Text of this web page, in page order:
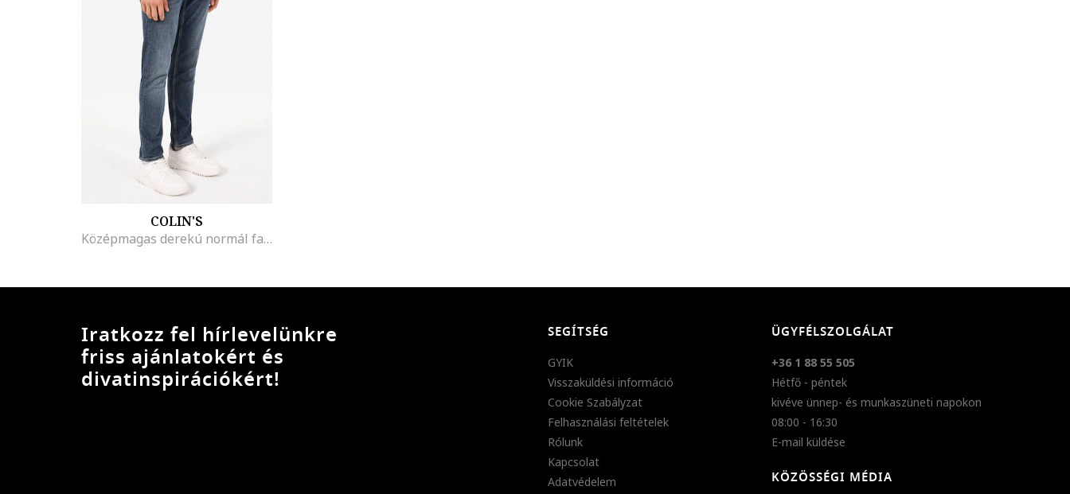
COLIN'S
Középmagas derekú normál fazonú farmernadrág, Kék
Iratkozz fel hírlevelünkre
friss ajánlatokért és
divatinspirációkért!
SEGÍTSÉG
GYIK
Visszaküldési információ
Cookie Szabályzat
Felhasználási feltételek
Rólunk
Kapcsolat
Adatvédelem
ÜGYFÉLSZOLGÁLAT
+36 1 88 55 505
Hétfő - péntek
kivéve ünnep- és munkaszüneti napokon
08:00 - 16:30
E-mail küldése
KÖZÖSSÉGI MÉDIA